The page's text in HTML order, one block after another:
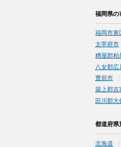
福岡県の
福岡市東
太宰府市
糟屋郡粕
八女郡広
豊前市
築上郡吉
田川郡大
都道府県
北海道